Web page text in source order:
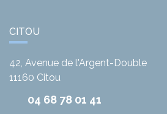
CITOU
42, Avenue de l'Argent-Double
11160 Citou
04 68 78 01 41